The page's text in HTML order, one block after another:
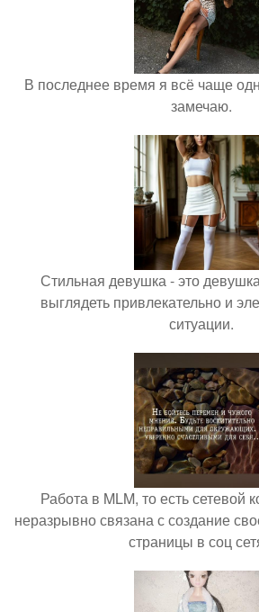
В последнее время я всё чаще
замечаю.
Стильная девушка - это
выглядеть привлекательно и
ситуации.
Работа в MLM, то есть сетевой
неразрывно связана с создание
страницы в соц